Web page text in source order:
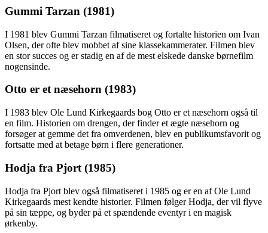
Gummi Tarzan (1981)
I 1981 blev Gummi Tarzan filmatiseret og fortalte historien om Ivan
Olsen, der ofte blev mobbet af sine klassekammerater. Filmen blev
en stor succes og er stadig en af de mest elskede danske børnefilm
nogensinde.
Otto er et næsehorn (1983)
I 1983 blev Ole Lund Kirkegaards bog Otto er et næsehorn også til
en film. Historien om drengen, der finder et ægte næsehorn og
forsøger at gemme det fra omverdenen, blev en publikumsfavorit og
fortsatte med at betage børn i flere generationer.
Hodja fra Pjort (1985)
Hodja fra Pjort blev også filmatiseret i 1985 og er en af Ole Lund
Kirkegaards mest kendte historier. Filmen følger Hodja, der vil flyve
på sin tæppe, og byder på et spændende eventyr i en magisk
ørkenby.